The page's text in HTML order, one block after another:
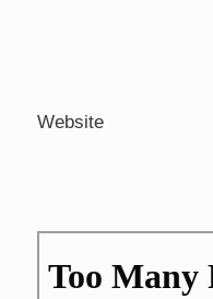
Website